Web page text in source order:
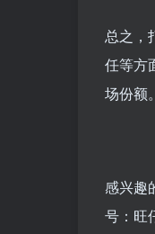
总之，
任等方
场份额。
感兴趣
号：旺